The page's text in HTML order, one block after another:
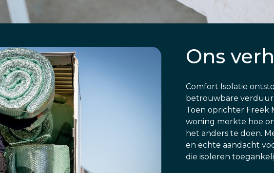
Ons
Comfort Isolatie
betrouwbare
Toen oprichter Freek
woning merkte hoe
het anders te doen.
en echte aandacht
die isoleren